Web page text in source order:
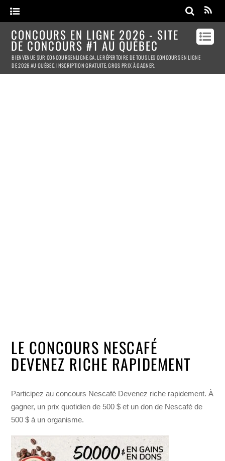
CONCOURS EN LIGNE 2026 - SITE
DE CONCOURS #1 AU QUÉBEC
BIENVENUE SUR CONCOURSENLIGNE.CA. LE RÉPERTOIRE DE TOUS LES CONCOURS EN LIGNE
DE 2026 AU QUÉBEC. INSCRIPTION GRATUITE. GROS PRIX À GAGNER.
LE CONCOURS NESCAFÉ
DEVENEZ RICHE RAPIDEMENT
Participez au concours Nescafé Devenez riche rapidement. À
gagner, un prix quotidien de 500 $ et un don de Nescafé de
500 $ à un organisme.